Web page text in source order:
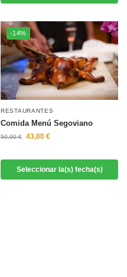
-14%
RESTAURANTES
Comida Menú Segoviano
50,00€ 43,00 €
Seleccionar la(s) fecha(s)